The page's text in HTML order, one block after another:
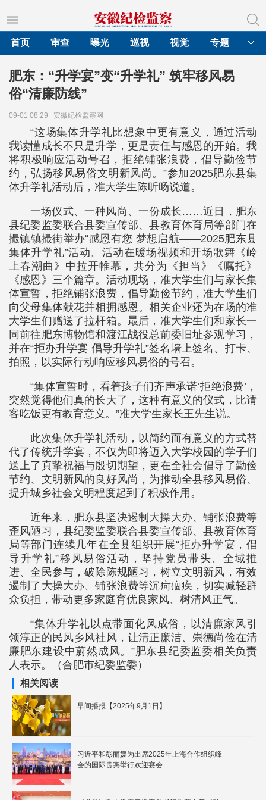
首页
审查 曝光 巡视 视觉 专题
肥东：“升学宴”变“升学礼” 筑牢移风易
俗“清廉防线”
09-01 08:29 安徽纪检监察网
“这场集体升学礼比想象中更有意义，通过活动
我读懂成长不只是升学，更是责任与感恩的开始。我
将积极响应活动号召，拒绝铺张浪费，倡导勤俭节
约，弘扬移风易俗文明新风尚。”参加2025肥东县集
体升学礼活动后，准大学生陈昕旸说道。
一场仪式、一种风尚、一份成长……近日，肥东
县纪委监委联合县委宣传部、县教育体育局等部门在
撮镇镇撮街举办“感恩有您 梦想启航——2025肥东县
集体升学礼”活动。活动在暖场视频和开场歌舞《岭
上春潮曲》中拉开帷幕，共分为《担当》《嘱托》
《感恩》三个篇章。活动现场，准大学生们与家长集
体宣誓，拒绝铺张浪费，倡导勤俭节约，准大学生们
向父母集体献花并相拥感恩。相关企业还为在场的准
大学生们赠送了拉杆箱。最后，准大学生们和家长一
同前往肥东博物馆和渡江战役总前委旧址参观学习，
并在“拒办升学宴 倡导升学礼”签名墙上签名、打卡、
拍照，以实际行动响应移风易俗的号召。
“集体宣誓时，看着孩子们齐声承诺‘拒绝浪费’，
突然觉得他们真的长大了，这种有意义的仪式，比请
客吃饭更有教育意义。”准大学生家长王先生说。
此次集体升学礼活动，以简约而有意义的方式替
代了传统升学宴，不仅为即将迈入大学校园的学子们
送上了真挚祝福与殷切期望，更在全社会倡导了勤俭
节约、文明新风的良好风尚，为推动全县移风易俗、
提升城乡社会文明程度起到了积极作用。
近年来，肥东县坚决遏制大操大办、铺张浪费等
歪风陋习，县纪委监委联合县委宣传部、县教育体育
局等部门连续几年在全县组织开展“拒办升学宴，倡
导升学礼”移风易俗活动，坚持党员带头、全域推
进、全民参与，破除陈规陋习，树立文明新风，有效
遏制了大操大办、铺张浪费等沉疴痼疾，切实减轻群
众负担，带动更多家庭育优良家风、树清风正气。
“集体升学礼以点带面化风成俗，以清廉家风引
领淳正的民风乡风社风，让清正廉洁、崇德尚俭在清
廉肥东建设中蔚然成风。”肥东县纪委监委相关负责
人表示。（合肥市纪委监委）
相关阅读
早间播报【2025年9月1日】
习近平和彭丽媛为出席2025年上海合作组织峰
会的国际贵宾举行欢迎宴会